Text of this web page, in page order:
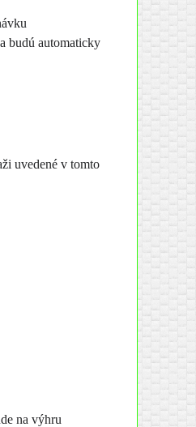
budú automaticky
uvedené v tomto
na výhru